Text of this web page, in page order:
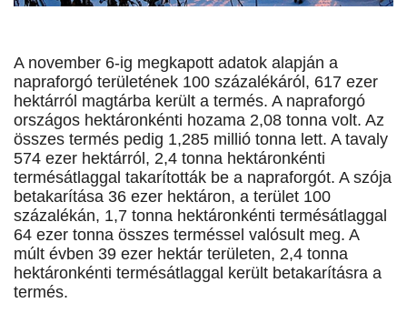
A november 6-ig megkapott adatok alapján a
napraforgó területének 100 százalékáról, 617 ezer
hektárról magtárba került a termés. A napraforgó
országos hektáronkénti hozama 2,08 tonna volt. Az
összes termés pedig 1,285 millió tonna lett. A tavaly
574 ezer hektárról, 2,4 tonna hektáronkénti
termésátlaggal takarították be a napraforgót. A szója
betakarítása 36 ezer hektáron, a terület 100
százalékán, 1,7 tonna hektáronkénti termésátlaggal
64 ezer tonna összes terméssel valósult meg. A
múlt évben 39 ezer hektár területen, 2,4 tonna
hektáronkénti termésátlaggal került betakarításra a
termés.